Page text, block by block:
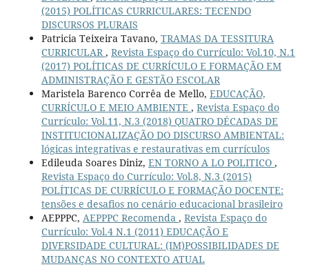
(2015) POLÍTICAS CURRICULARES: TECENDO
DISCURSOS PLURAIS
Patricia Teixeira Tavano, TRAMAS DA TESSITURA
CURRICULAR, Revista Espaço do Currículo: Vol.10, N.1
(2017) POLÍTICAS DE CURRÍCULO E FORMAÇÃO EM
ADMINISTRAÇÃO E GESTÃO ESCOLAR
Maristela Barenco Corrêa de Mello, EDUCAÇÃO,
CURRÍCULO E MEIO AMBIENTE , Revista Espaço do
Currículo: Vol.11, N.3 (2018) QUATRO DÉCADAS DE
INSTITUCIONALIZAÇÃO DO DISCURSO AMBIENTAL:
lógicas integrativas e restaurativas em currículos
Edileuda Soares Diniz, EN TORNO A LO POLITICO ,
Revista Espaço do Currículo: Vol.8, N.3 (2015)
POLÍTICAS DE CURRÍCULO E FORMAÇÃO DOCENTE:
tensões e desafios no cenário educacional brasileiro
AEPPPC, AEPPPC Recomenda , Revista Espaço do
Currículo: Vol.4 N.1 (2011) EDUCAÇÃO E
DIVERSIDADE CULTURAL: (IM)POSSIBILIDADES DE
MUDANÇAS NO CONTEXTO ATUAL